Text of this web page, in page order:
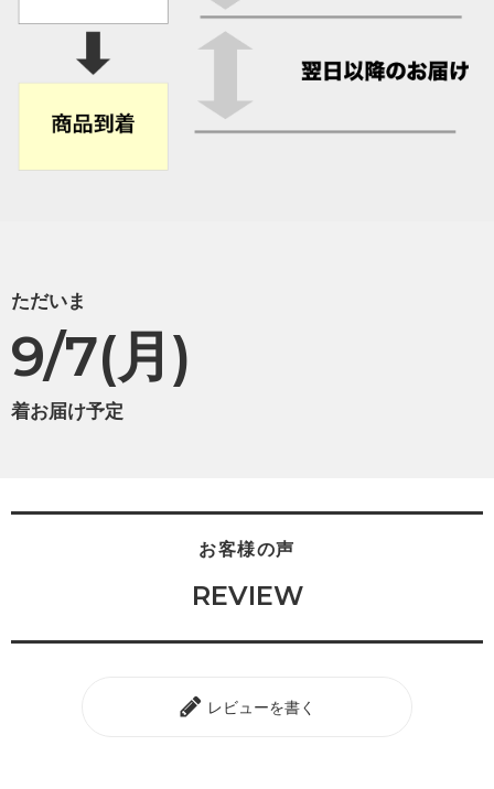
ただいま
9/7(月)
着お届け予定
お客様の声
REVIEW
レビューを書く